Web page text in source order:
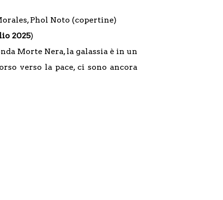
Phol Noto (copertine)
2025)
Morte Nera, la galassia è in un
verso la pace, ci sono ancora